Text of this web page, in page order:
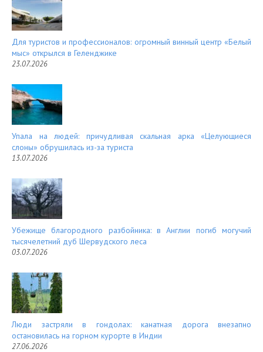
Для туристов и профессионалов: огромный винный центр «Белый
мыс» открылся в Геленджике
23.07.2026
Упала на людей: причудливая скальная арка «Целующиеся
слоны» обрушилась из-за туриста
13.07.2026
Убежище благородного разбойника: в Англии погиб могучий
тысячелетний дуб Шервудского леса
03.07.2026
Люди застряли в гондолах: канатная дорога внезапно
остановилась на горном курорте в Индии
27.06.2026